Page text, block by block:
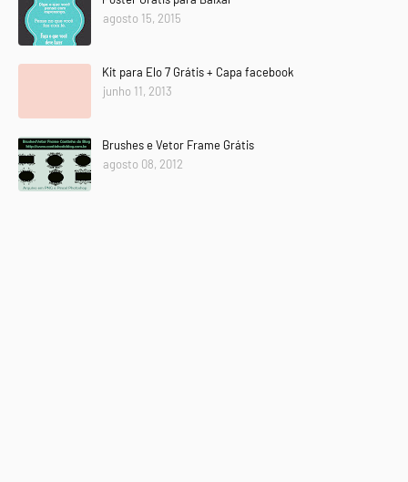
agosto 15, 2015
Kit para Elo 7 Grátis + Capa facebook
junho 11, 2013
Brushes e Vetor Frame Grátis
agosto 08, 2012